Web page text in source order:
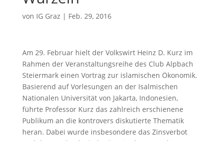
von IG Graz | Feb. 29, 2016
Am 29. Februar hielt der Volkswirt Heinz D. Kurz im
Rahmen der Veranstaltungsreihe des Club Alpbach
Steiermark einen Vortrag zur islamischen Ökonomik.
Basierend auf Vorlesungen an der Isalmischen
Nationalen Universität von Jakarta, Indonesien,
führte Professor Kurz das zahlreich erschienene
Publikum an die kontrovers diskutierte Thematik
heran. Dabei wurde insbesondere das Zinsverbot